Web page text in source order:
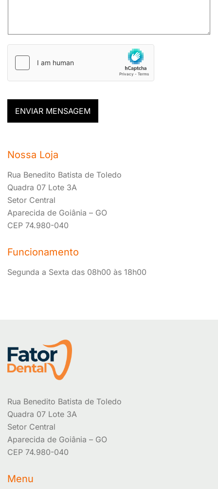
ENVIAR MENSAGEM
Nossa Loja
Rua Benedito Batista de Toledo
Quadra 07 Lote 3A
Setor Central
Aparecida de Goiânia – GO
CEP 74.980-040
Funcionamento
Segunda a Sexta das 08h00 às 18h00
Rua Benedito Batista de Toledo
Quadra 07 Lote 3A
Setor Central
Aparecida de Goiânia – GO
CEP 74.980-040
Menu